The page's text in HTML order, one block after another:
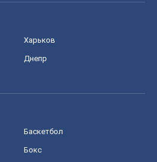
Харьков
Днепр
Баскетбол
Бокс